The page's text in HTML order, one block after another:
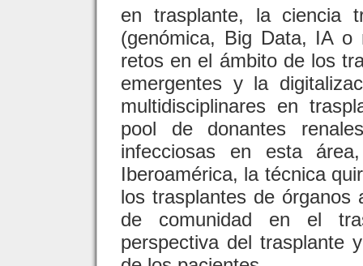
en trasplante, la ciencia
(genómica, Big Data, IA o
retos en el ámbito de los
emergentes y la
multidisciplinares en
pool de donantes
infecciosas en esta
Iberoamérica, la técnica
los trasplantes de órganos
de comunidad en el
perspectiva del trasplante